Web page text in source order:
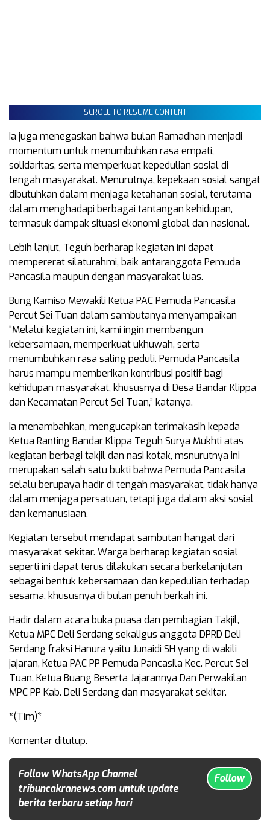
SCROLL TO RESUME CONTENT
Ia juga menegaskan bahwa bulan Ramadhan menjadi
momentum untuk menumbuhkan rasa empati,
solidaritas, serta memperkuat kepedulian sosial di
tengah masyarakat. Menurutnya, kepekaan sosial sangat
dibutuhkan dalam menjaga ketahanan sosial, terutama
dalam menghadapi berbagai tantangan kehidupan,
termasuk dampak situasi ekonomi global dan nasional.
Lebih lanjut, Teguh berharap kegiatan ini dapat
mempererat silaturahmi, baik antaranggota Pemuda
Pancasila maupun dengan masyarakat luas.
Bung Kamiso Mewakili Ketua PAC Pemuda Pancasila
Percut Sei Tuan dalam sambutanya menyampaikan
“Melalui kegiatan ini, kami ingin membangun
kebersamaan, memperkuat ukhuwah, serta
menumbuhkan rasa saling peduli. Pemuda Pancasila
harus mampu memberikan kontribusi positif bagi
kehidupan masyarakat, khususnya di Desa Bandar Klippa
dan Kecamatan Percut Sei Tuan,” katanya.
Ia menambahkan, mengucapkan terimakasih kepada
Ketua Ranting Bandar Klippa Teguh Surya Mukhti atas
kegiatan berbagi takjil dan nasi kotak, msnurutnya ini
merupakan salah satu bukti bahwa Pemuda Pancasila
selalu berupaya hadir di tengah masyarakat, tidak hanya
dalam menjaga persatuan, tetapi juga dalam aksi sosial
dan kemanusiaan.
Kegiatan tersebut mendapat sambutan hangat dari
masyarakat sekitar. Warga berharap kegiatan sosial
seperti ini dapat terus dilakukan secara berkelanjutan
sebagai bentuk kebersamaan dan kepedulian terhadap
sesama, khususnya di bulan penuh berkah ini.
Hadir dalam acara buka puasa dan pembagian Takjil,
Ketua MPC Deli Serdang sekaligus anggota DPRD Deli
Serdang fraksi Hanura yaitu Junaidi SH yang di wakili
jajaran, Ketua PAC PP Pemuda Pancasila Kec. Percut Sei
Tuan, Ketua Buang Beserta Jajarannya Dan Perwakilan
MPC PP Kab. Deli Serdang dan masyarakat sekitar.
*(Tim)*
Komentar ditutup.
Follow WhatsApp Channel
tribuncakranews.com untuk update
berita terbaru setiap hari
Follow